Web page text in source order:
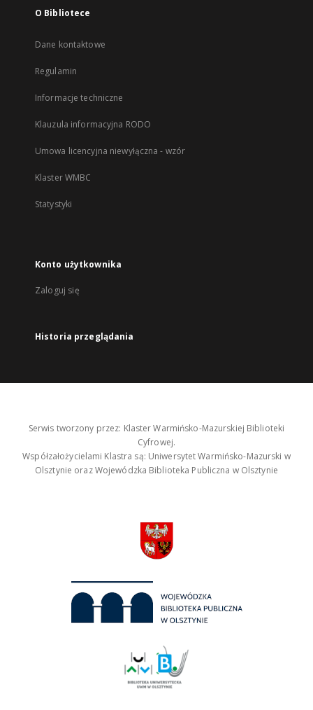
O Bibliotece
Dane kontaktowe
Regulamin
Informacje techniczne
Klauzula informacyjna RODO
Umowa licencyjna niewyłączna - wzór
Klaster WMBC
Statystyki
Konto użytkownika
Zaloguj się
Historia przeglądania
Serwis tworzony przez: Klaster Warmińsko-Mazurskiej Biblioteki
Cyfrowej.
Współzałożycielami Klastra są: Uniwersytet Warmińsko-Mazurski w
Olsztynie oraz Wojewódzka Biblioteka Publiczna w Olsztynie